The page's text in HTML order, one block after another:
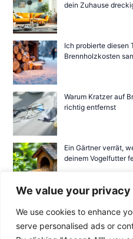
We value your privacy
We use cookies to enhance
serve personalised ads or
dein Zuhause
Ich probierte diesen
Brennholzkosten
Warum Kratzer auf
richtig entfernst
Ein Gärtner verrät,
deinem Vogelfutter
Copyright ©